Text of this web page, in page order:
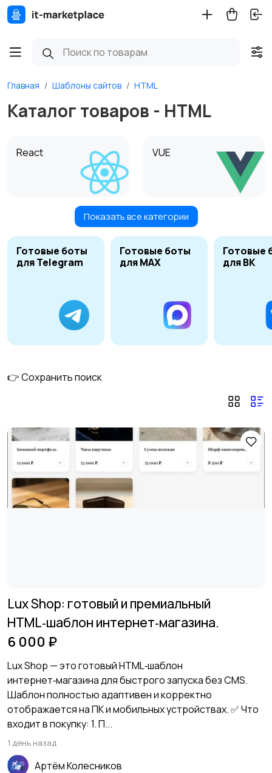
Главная Шаблоны сайтов HTML
Каталог товаров - HTML
React VUE
1С Битрикс
DataLifeEngine (DLE) 6 Joomla
NetCat
Показать все категории
Готовые боты
для Telegram
Готовые боты
для MAX
Готовые
для ВК
👉 Сохранить поиск
Lux Shop: готовый и премиальный
HTML‑шаблон интернет‑магазина.
6 000 ₽
Lux Shop — это готовый HTML‑шаблон
интернет‑магазина для быстрого запуска без CMS.
Шаблон полностью адаптивен и корректно
отображается на ПК и мобильных устройствах. ✅ Что
входит в покупку: 1. П...
1 день назад
Артём Колесников